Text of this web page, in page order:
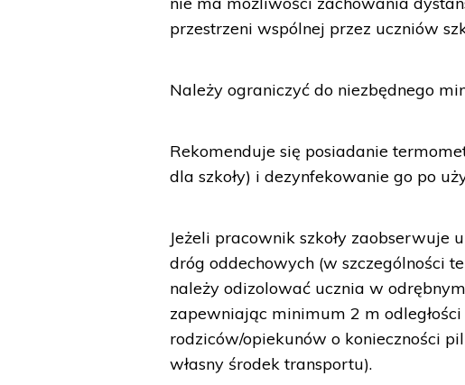
przestrzeni wspólnej przez uczniów
Należy ograniczyć do niezbędnego
Rekomenduje się posiadanie
dla szkoły) i dezynfekowanie go po
Jeżeli pracownik szkoły
dróg oddechowych (w szczególności
należy odizolować ucznia w
zapewniając minimum 2 m
rodziców/opiekunów o konieczności
własny środek transportu).